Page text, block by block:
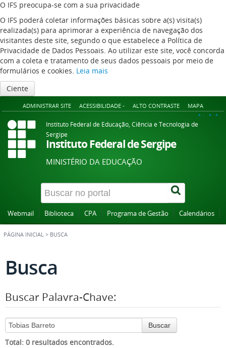
O IFS preocupa-se com a sua privacidade
O IFS poderá coletar informações básicas sobre a(s) visita(s)
realizada(s) para aprimorar a experiência de navegação dos
visitantes deste site, segundo o que estabelece a Política de
Privacidade de Dados Pessoais. Ao utilizar este site, você concorda
com a coleta e tratamento de seus dados pessoais por meio de
formulários e cookies. Leia mais
Ciente
ADMINISTRAR SITE ACESSIBILIDADE - ALTO CONTRASTE MAPA
A+ A A-
Instituto Federal de Educação, Ciência e Tecnologia de
Sergipe
Instituto Federal de Sergipe
MINISTÉRIO DA EDUCAÇÃO
Webmail Biblioteca CPA Programa de Gestão Calendários
PÁGINA INICIAL > BUSCA
Busca
Buscar Palavra-Chave:
Buscar
Total: 0 resultados encontrados.